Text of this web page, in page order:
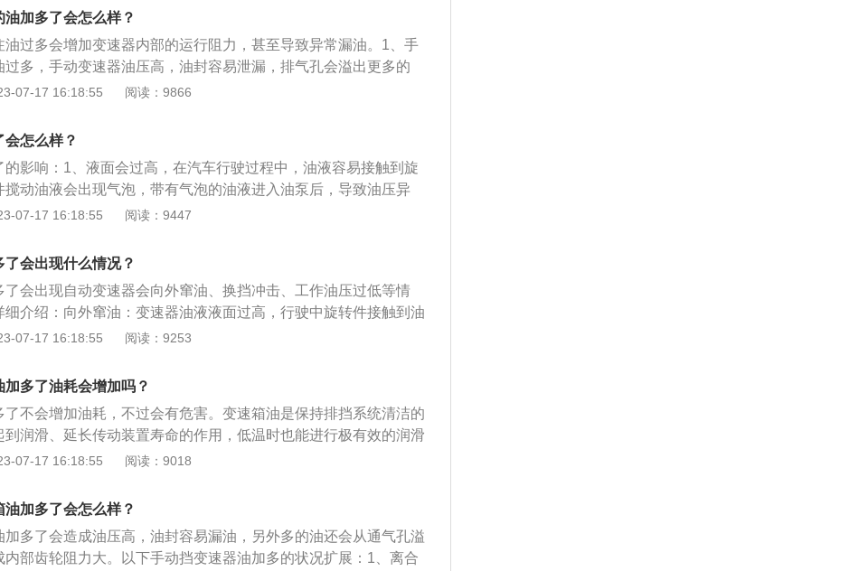
旋转件接触到油，从而出现搅动现象，油液自然很容易带有气泡，
液进入油泵后，油泵便很难建立应有的油压。（三）、变速箱油加
行驶时旋转件接触到油，高温高速的旋转部件会引起油液膨胀、沸
窜油现象。（四）、变速箱油加多还会影响到变速箱的传动效率和
油加多了会怎么样？
油过多会增加变速器内部的运行阻力，甚至导致异常漏油。1、手
过多，手动变速器油压高，油封容易泄漏，排气孔会溢出更多的
器油过多，建议及时调整油位。更换手动变速器油的注意事项：
不必要的功率损失。如果粘度太小，容易造成油封漏油，齿轮表面
容易导致磨损加剧，因此，车主在更换机油时，应参考车辆使用说
册，切勿随意加油。2、不要混用不同的发动机油：由于各厂家选
准不同，车主在添加发动机油时需要遵循原厂标准，并且在添加
机油时，一定要在添加前将以前的发动机油擦亮，以避免不同机
07-17 16:18:55 阅读：9866
怎么样？
的影响：1、液面会过高，在汽车行驶过程中，油液容易接触到旋
搅动油液会出现气泡，带有气泡的油液进入油泵后，导致油压异
效果；2、会引起控制阀上排油孔气堵塞，造成排油不畅，出现换
系统清洁的油类用品，使用于自动变速箱上，其可以起到润滑延长
07-17 16:18:55 阅读：9447
了会出现什么情况？
了会出现自动变速器会向外窜油、换挡冲击、工作油压过低等情
细介绍：向外窜油：变速器油液液面过高，行驶中旋转件接触到油
转的机件行星齿轮机构或离合器的搅拌下，引起油液膨胀、沸腾，
孔产生气堵，造成排油不畅，导致换挡冲击。造成工作油压过低：
入油泵，油泵就无法建立起应有的油压。
07-17 16:18:55 阅读：9253
加多了油耗会增加吗？
了不会增加油耗，不过会有危害。变速箱油是保持排挡系统清洁的
到润滑、延长传动装置寿命的作用，低温时也能进行极有效的润滑
操作条件下减少油品的损失。如果加的是AT：加多了就会造成不升
害。如果是MT：它有个加油孔，油加到位置后，油就会流出来，所
没什么影响。
07-17 16:18:55 阅读：9018
油加多了会怎么样？
加多了会造成油压高，油封容易漏油，另外多的油还会从通气孔溢
内部齿轮阻力大。以下手动挡变速器油加多的状况扩展：1、离合